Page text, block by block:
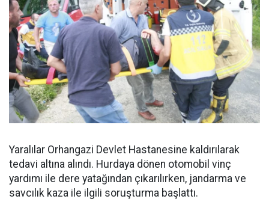
Yaralılar Orhangazi Devlet Hastanesine kaldırılarak
tedavi altına alındı. Hurdaya dönen otomobil vinç
yardımı ile dere yatağından çıkarılırken, jandarma ve
savcılık kaza ile ilgili soruşturma başlattı.